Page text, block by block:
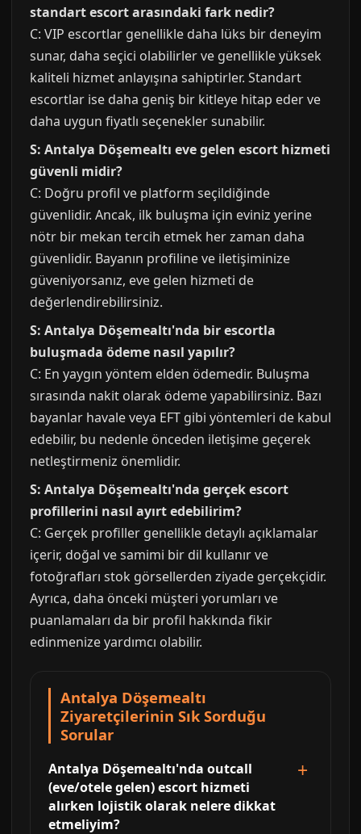
standart escort arasındaki fark nedir?
C: VIP escortlar genellikle daha lüks bir deneyim
sunar, daha seçici olabilirler ve genellikle yüksek
kaliteli hizmet anlayışına sahiptirler. Standart
escortlar ise daha geniş bir kitleye hitap eder ve
daha uygun fiyatlı seçenekler sunabilir.
S: Antalya Döşemealtı eve gelen escort hizmeti
güvenli midir?
C: Doğru profil ve platform seçildiğinde
güvenlidir. Ancak, ilk buluşma için eviniz yerine
nötr bir mekan tercih etmek her zaman daha
güvenlidir. Bayanın profiline ve iletişiminize
güveniyorsanız, eve gelen hizmeti de
değerlendirebilirsiniz.
S: Antalya Döşemealtı'nda bir escortla
buluşmada ödeme nasıl yapılır?
C: En yaygın yöntem elden ödemedir. Buluşma
sırasında nakit olarak ödeme yapabilirsiniz. Bazı
bayanlar havale veya EFT gibi yöntemleri de kabul
edebilir, bu nedenle önceden iletişime geçerek
netleştirmeniz önemlidir.
S: Antalya Döşemealtı'nda gerçek escort
profillerini nasıl ayırt edebilirim?
C: Gerçek profiller genellikle detaylı açıklamalar
içerir, doğal ve samimi bir dil kullanır ve
fotoğrafları stok görsellerden ziyade gerçekçidir.
Ayrıca, daha önceki müşteri yorumları ve
puanlamaları da bir profil hakkında fikir
edinmenize yardımcı olabilir.
Antalya Döşemealtı
Ziyaretçilerinin Sık Sorduğu
Sorular
Antalya Döşemealtı'nda outcall
(eve/otele gelen) escort hizmeti
alırken lojistik olarak nelere dikkat
etmeliyim?